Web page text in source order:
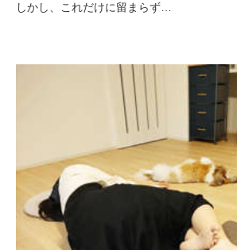
しかし、これだけに留まらず…